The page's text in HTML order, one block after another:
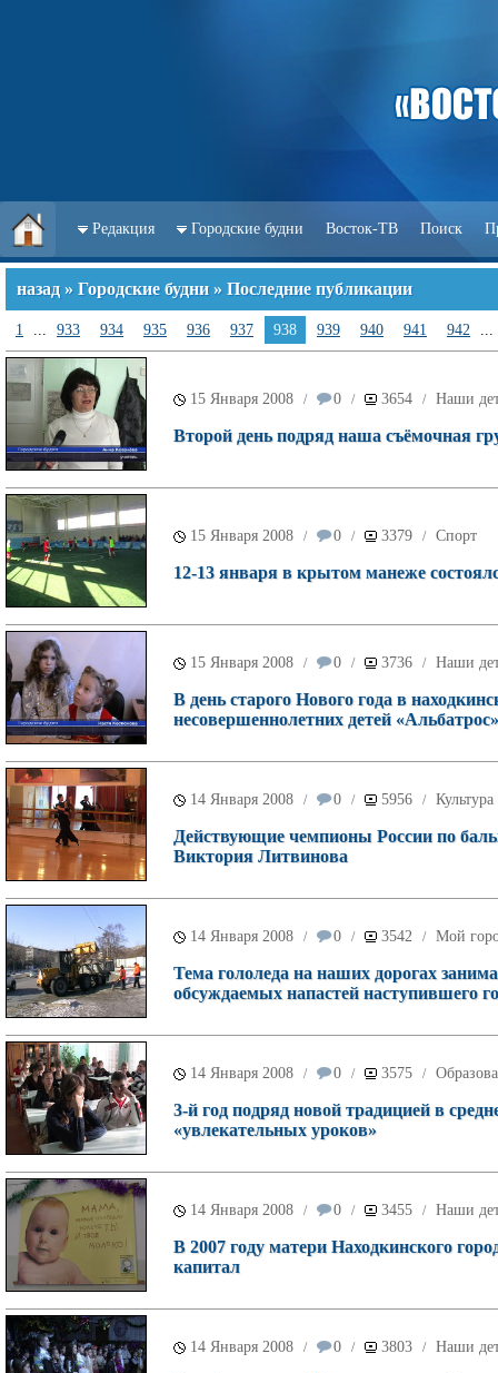
Редакция Городские будни Восток-ТВ Поиск
назад » Городские будни » Последние публикации
1 ... 933 934 935 936 937 938 939 940 941 942 ...
15 Января 2008 / 0 / 3654 / Наши
Второй день подряд наша съёмочная
15 Января 2008 / 0 / 3379 / Спорт
12-13 января в крытом манеже
15 Января 2008 / 0 / 3736 / Наши
В день старого Нового года в
несовершеннолетних детей
14 Января 2008 / 0 / 5956 / Культура
Действующие чемпионы России по
Виктория Литвинова
14 Января 2008 / 0 / 3542 / Мой
Тема гололеда на наших дорогах
обсуждаемых напастей наступившего
14 Января 2008 / 0 / 3575 /
3-й год подряд новой традицией в
«увлекательных уроков»
14 Января 2008 / 0 / 3455 / Наши
В 2007 году матери Находкинского
капитал
14 Января 2008 / 0 / 3803 / Наши